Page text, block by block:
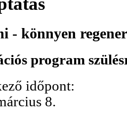
- könnyen
program
időpont:
8.